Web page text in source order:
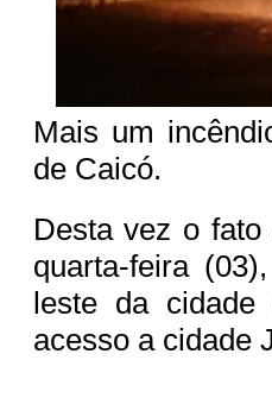
Mais um
de Caicó.
Desta vez o
quarta-feira
leste da
acesso a cidade